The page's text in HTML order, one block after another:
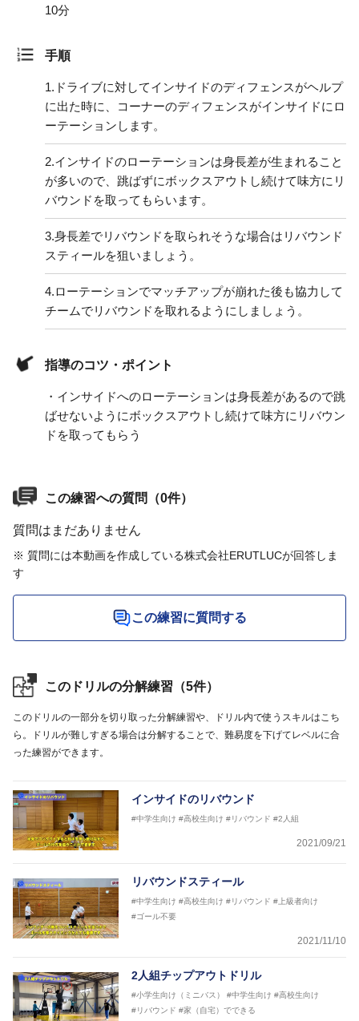
10分
手順
1. ドライブに対してインサイドのディフェンスがヘルプ
に出た時に、コーナーのディフェンスがインサイドにロ
ーテーションします。
2.インサイドのローテーションは身長差が生まれること
が多いので、跳ばずにボックスアウトし続けて味方にリ
バウンドを取ってもらいます。
3.身長差でリバウンドを取られそうな場合はリバウンド
スティールを狙いましょう。
4.ローテーションでマッチアップが崩れた後も協力して
チームでリバウンドを取れるようにしましょう。
指導のコツ・ポイント
・インサイドへのローテーションは身長差があるので跳
ばせないようにボックスアウトし続けて味方にリバウン
ドを取ってもらう
この練習への質問（0件）
質問はまだありません
※ 質問には本動画を作成している株式会社ERUTLUCが回答しま
す
この練習に質問する
このドリルの分解練習（5件）
このドリルの一部分を切り取った分解練習や、ドリル内で使うスキルはこち
ら。ドリルが難しすぎる場合は分解することで、難易度を下げてレベルに合
った練習ができます。
インサイドのリバウンド
#中学生向け #高校生向け #リバウンド #2人組
2021/09/21
リバウンドスティール
#中学生向け #高校生向け #リバウンド #上級者向け
#ゴール不要
2021/11/10
2人組チップアウトドリル
#小学生向け（ミニバス） #中学生向け #高校生向け
#リバウンド #家（自宅）でできる